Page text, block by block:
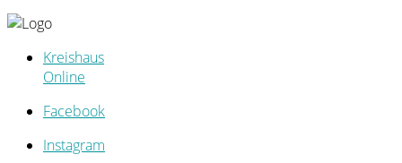
Kreishaus
Online
Facebook
Instagram